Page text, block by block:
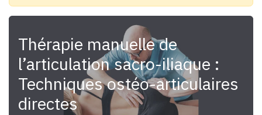
Thérapie manuelle de
l’articulation sacro-iliaque :
Techniques ostéo-articulaires
directes